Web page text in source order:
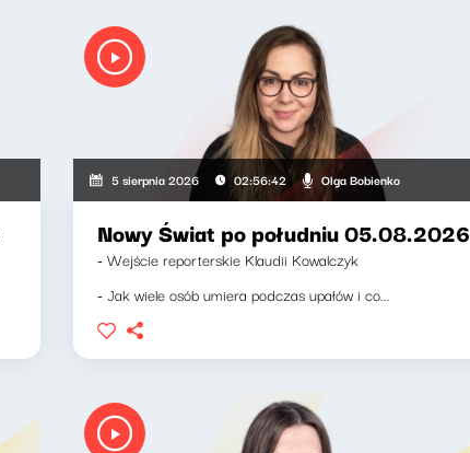
5 sierpnia 2026 02:56:42 Olga Bobienko
Nowy Świat po południu 05.08.2026
- Wejście reporterskie Klaudii Kowalczyk
- Jak wiele osób umiera podczas upałów i co...